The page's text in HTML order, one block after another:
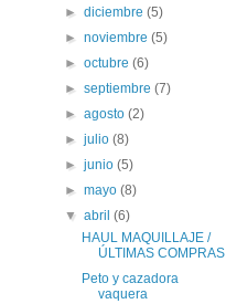
►diciembre(5)
►noviembre(5)
►octubre(6)
►septiembre(7)
►agosto(2)
►julio(8)
►junio(5)
►mayo(8)
▼abril(6)
HAUL MAQUILLAJE /
ÚLTIMAS COMPRAS
Peto y cazadora
vaquera